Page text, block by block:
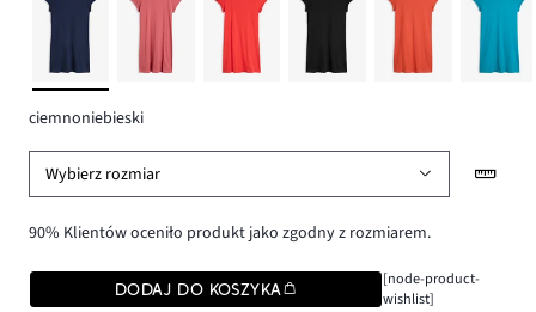
ciemnoniebieski
Wybierz rozmiar
90% Klientów oceniło produkt jako zgodny z rozmiarem.
DODAJ DO KOSZYKA
[node-product-
wishlist]